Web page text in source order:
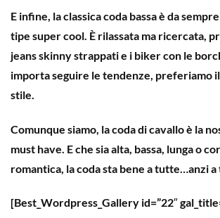
E infine, la classicacoda bassaè da
tipe super cool. È rilassata ma ricercata,
jeans skinny strappati e i biker con le
importa seguire le tendenze, preferiamo
stile.
Comunque siamo, la coda di cavallo è la
must have. E che sia alta, bassa, lunga o
romantica, la coda sta bene a tutte…anzi
[Best_Wordpress_Gallery id=”22″